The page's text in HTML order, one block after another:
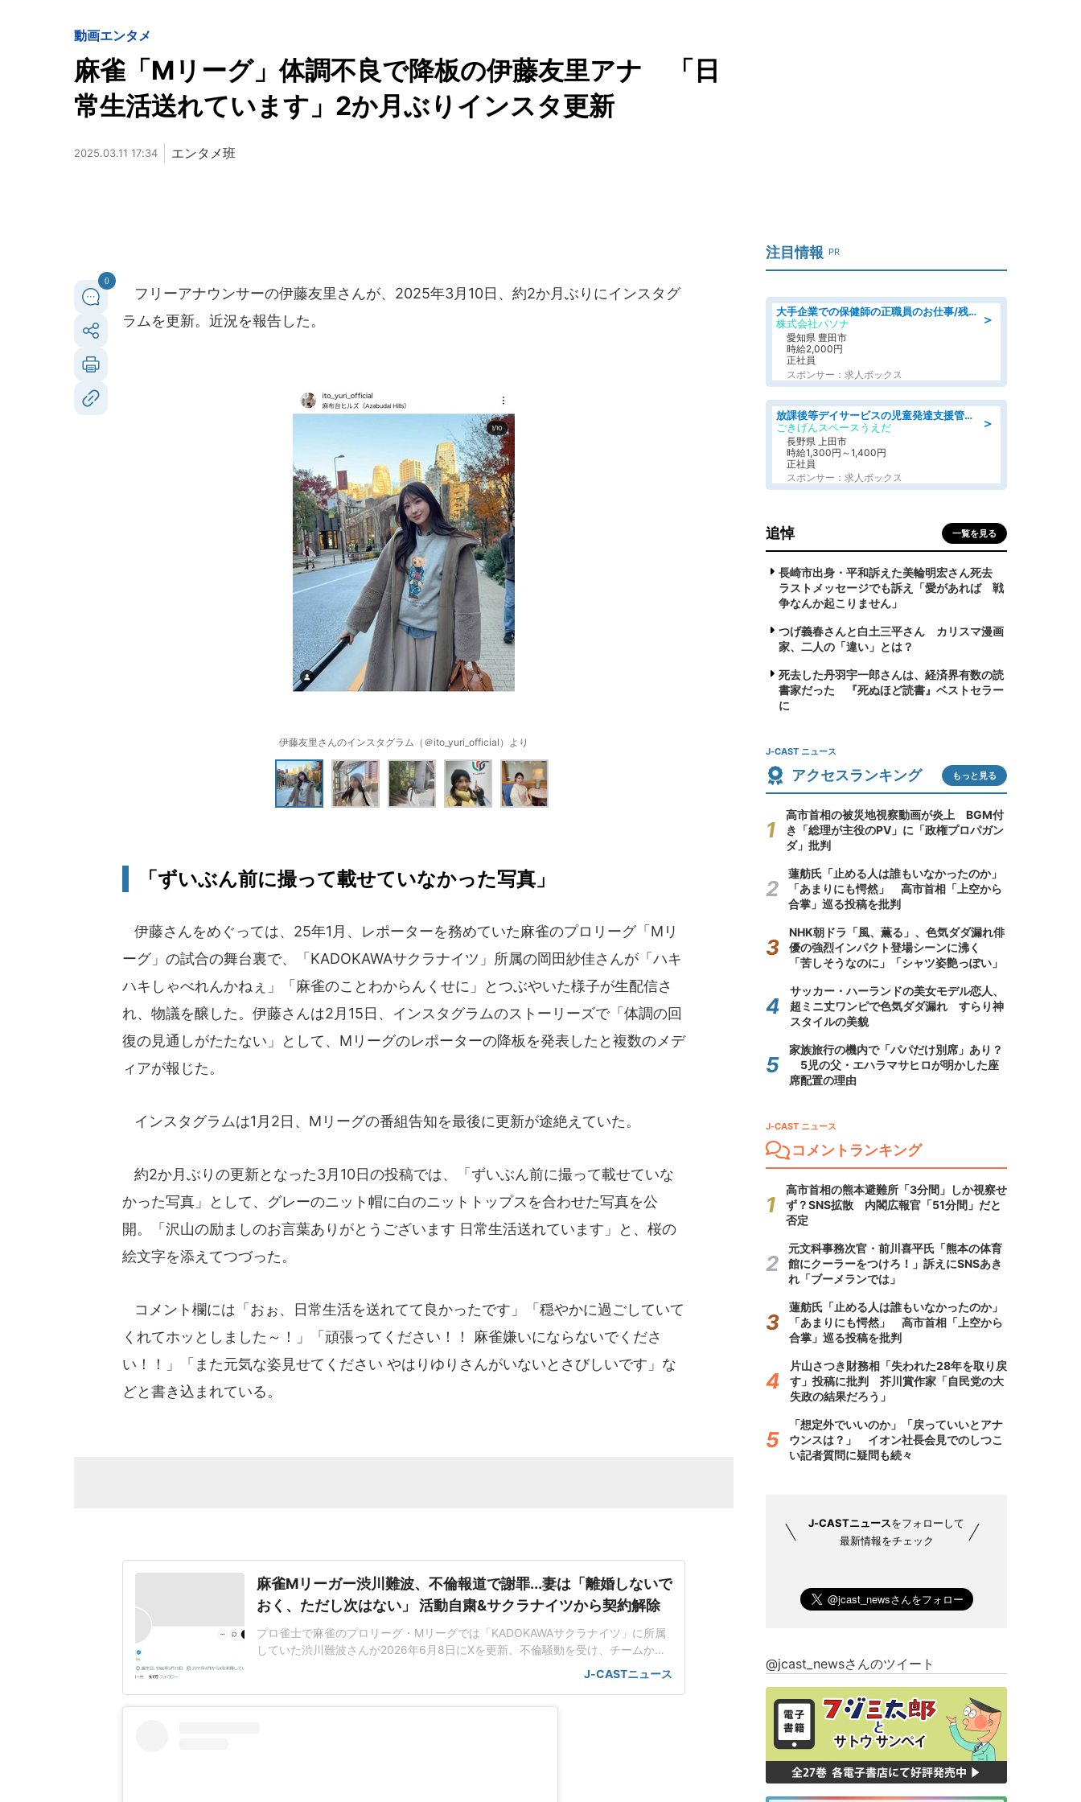
動画エンタメ
麻雀「Mリーグ」体調不良で降板の伊藤友里アナ 「日
常生活送れています」2か月ぶりインスタ更新
2025.03.11 17:34 エンタメ班
0
フリーアナウンサーの伊藤友里さんが、2025年3月10日、約2か月ぶりにインスタグ
ラムを更新。近況を報告した。
伊藤友里さんのインスタグラム（＠ito_yuri_official）より
「ずいぶん前に撮って載せていなかった写真」
伊藤さんをめぐっては、25年1月、レポーターを務めていた麻雀のプロリーグ「Mリ
ーグ」の試合の舞台裏で、「KADOKAWAサクラナイツ」所属の岡田紗佳さんが「ハキ
ハキしゃべれんかねぇ」「麻雀のことわからんくせに」とつぶやいた様子が生配信さ
れ、物議を醸した。伊藤さんは2月15日、インスタグラムのストーリーズで「体調の回
復の見通しがたたない」として、Mリーグのレポーターの降板を発表したと複数のメデ
ィアが報じた。
インスタグラムは1月2日、Mリーグの番組告知を最後に更新が途絶えていた。
約2か月ぶりの更新となった3月10日の投稿では、「ずいぶん前に撮って載せていな
かった写真」として、グレーのニット帽に白のニットトップスを合わせた写真を公
開。「沢山の励ましのお言葉ありがとうございます 日常生活送れています」と、桜の
絵文字を添えてつづった。
コメント欄には「おぉ、日常生活を送れてて良かったです」「穏やかに過ごしていて
くれてホッとしました～！」「頑張ってください！！ 麻雀嫌いにならないでくださ
い！！」「また元気な姿見せてください やはりゆりさんがいないとさびしいです」な
どと書き込まれている。
麻雀Mリーガー渋川難波、不倫報道で謝罪...妻は「離婚しないで
おく、ただし次はない」 活動自粛&サクラナイツから契約解除
プロ雀士で麻雀のプロリーグ・Mリーグでは「KADOKAWAサクラナイツ」に所属
していた渋川難波さんが2026年6月8日にXを更新。不倫騒動を受け、チームから
の退団と麻雀プロとしての活動を自粛することを発表した。「妻には多大なる苦
痛とショックを与えてしまったにもかかわらず」渋川さんは2022年からKADOKA
J-CASTニュース
注目情報 PR
＞
大手企業での保健師の正職員のお仕事/残業なし/要資格:保健師
株式会社パソナ
愛知県 豊田市
時給2,000円
正社員
スポンサー：求人ボックス
＞
放課後等デイサービスの児童発達支援管理責任者
ごきげんスペースうえだ
長野県 上田市
時給1,300円～1,400円
正社員
スポンサー：求人ボックス
追悼 一覧を見る
長崎市出身・平和訴えた美輪明宏さん死去
ラストメッセージでも訴え「愛があれば 戦
争なんか起こりません」
つげ義春さんと白土三平さん カリスマ漫画
家、二人の「違い」とは？
死去した丹羽宇一郎さんは、経済界有数の読
書家だった 『死ぬほど読書』ベストセラー
に
J-CAST ニュース
アクセスランキング もっと見る
高市首相の被災地視察動画が炎上 BGM付
き「総理が主役のPV」に「政権プロパガン
ダ」批判
蓮舫氏「止める人は誰もいなかったのか」
「あまりにも愕然」 高市首相「上空から
合掌」巡る投稿を批判
NHK朝ドラ「風、薫る」、色気ダダ漏れ俳
優の強烈インパクト登場シーンに沸く
「苦しそうなのに」「シャツ姿艶っぽい」
サッカー・ハーランドの美女モデル恋人、
超ミニ丈ワンピで色気ダダ漏れ すらり神
スタイルの美貌
家族旅行の機内で「パパだけ別席」あり？
5児の父・エハラマサヒロが明かした座
席配置の理由
J-CAST ニュース
コメントランキング
高市首相の熊本避難所「3分間」しか視察せ
ず？SNS拡散 内閣広報官「51分間」だと
否定
元文科事務次官・前川喜平氏「熊本の体育
館にクーラーをつけろ！」訴えにSNSあき
れ「ブーメランでは」
蓮舫氏「止める人は誰もいなかったのか」
「あまりにも愕然」 高市首相「上空から
合掌」巡る投稿を批判
片山さつき財務相「失われた28年を取り戻
す」投稿に批判 芥川賞作家「自民党の大
失政の結果だろう」
「想定外でいいのか」「戻っていいとアナ
ウンスは？」 イオン社長会見でのしつこ
い記者質問に疑問も続々
J-CASTニュースをフォローして
最新情報をチェック
@jcast_newsさんのツイート